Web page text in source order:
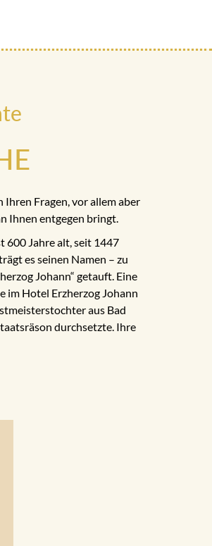
Fragen, vor allem aber
Ihnen entgegen bringt.
600 Jahre alt, seit 1447
es seinen Namen – zu
Johann“ getauft. Eine
im Hotel Erzherzog Johann
aus Bad
durchsetzte. Ihre